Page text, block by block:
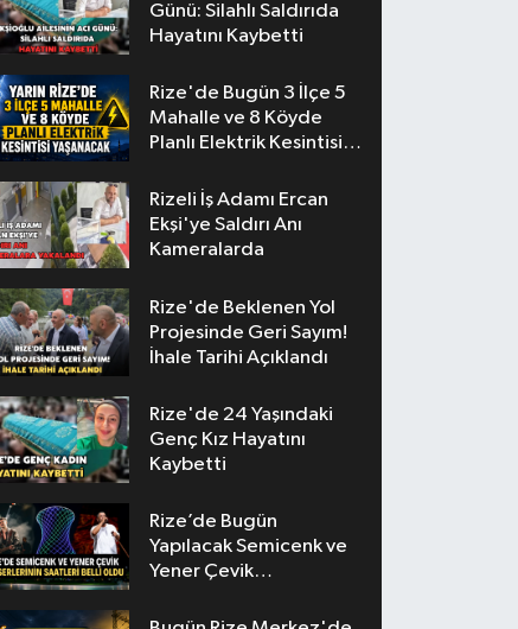
Günü: Silahlı Saldırıda
Hayatını Kaybetti
Rize'de Bugün 3 İlçe 5
Mahalle ve 8 Köyde
Planlı Elektrik Kesintisi
Rizeli İş Adamı Ercan
Ekşi'ye Saldırı Anı
Kameralarda
Rize'de Beklenen Yol
Projesinde Geri Sayım!
İhale Tarihi Açıklandı
Rize'de 24 Yaşındaki
Genç Kız Hayatını
Kaybetti
Rize’de Bugün
Yapılacak Semicenk ve
Yener Çevik
Belli Oldu